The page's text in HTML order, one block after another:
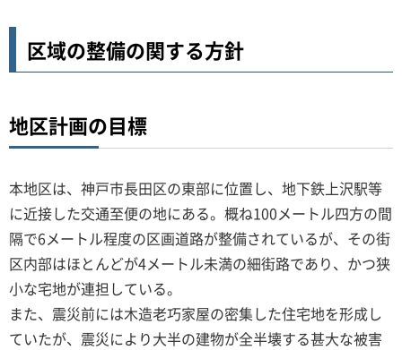
区域の整備の関する方針
地区計画の目標
本地区は、神戸市長田区の東部に位置し、地下鉄上沢駅等
に近接した交通至便の地にある。概ね100メートル四方の間
隔で6メートル程度の区画道路が整備されているが、その街
区内部はほとんどが4メートル未満の細街路であり、かつ狭
小な宅地が連担している。
また、震災前には木造老巧家屋の密集した住宅地を形成し
ていたが、震災により大半の建物が全半壊する甚大な被害